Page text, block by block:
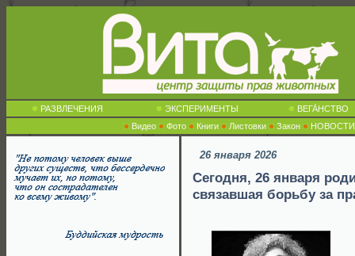
РАЗВЛЕЧЕНИЯ ЭКСПЕРИМЕНТЫ
ВЕГА́НСТВО
Видео
Фото Книги Листовки Закон НОВОСТИ
26 января 2026
Сегодня, 26 января
связавшая борьбу за